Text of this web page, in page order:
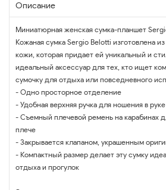
Описание
Миниатюрная женская сумка-планшет
Кожаная сумка Sergio Belotti изготовлена
кожи, которая придает ей уникальный и
идеальный аксессуар для тех, кто ищет
сумочку для отдыха или повседневного
- Одно просторное отделение
- Удобная верхняя ручка для ношения в руке
- Съемный плечевой ремень на карабинах
плече
- Закрывается клапаном, украшенным
- Компактный размер делает эту сумку
отдыха и прогулок